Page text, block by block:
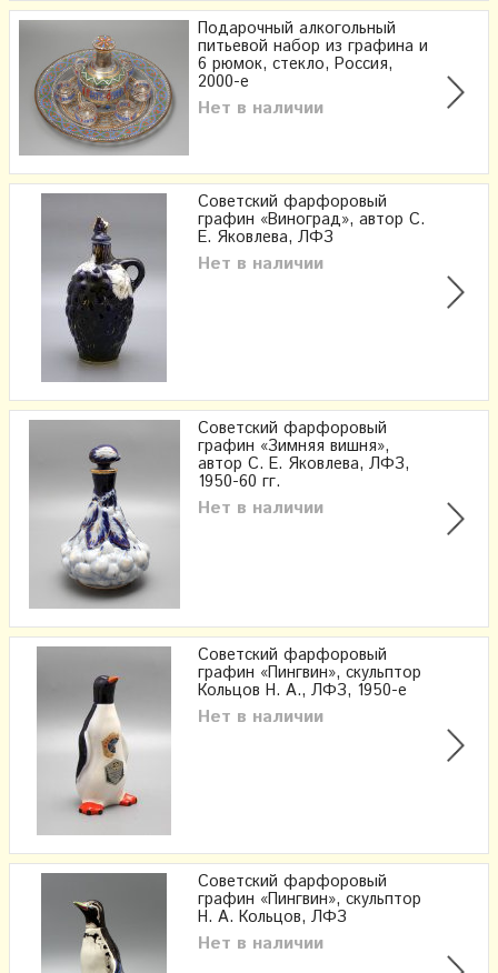
Подарочный алкогольный
питьевой набор из графина и
6 рюмок, стекло, Россия,
2000-е
Нет в наличии
Советский фарфоровый
графин «Виноград», автор С.
Е. Яковлева, ЛФЗ
Нет в наличии
Советский фарфоровый
графин «Зимняя вишня»,
автор С. Е. Яковлева, ЛФЗ,
1950-60 гг.
Нет в наличии
Советский фарфоровый
графин «Пингвин», скульптор
Кольцов Н. А., ЛФЗ, 1950-е
Нет в наличии
Советский фарфоровый
графин «Пингвин», скульптор
Н. А. Кольцов, ЛФЗ
Нет в наличии